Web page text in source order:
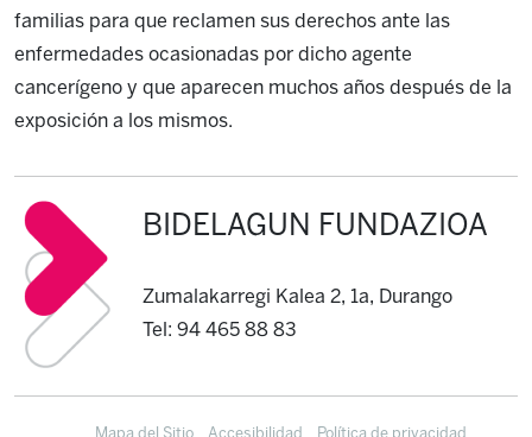
familias para que reclamen sus derechos ante las
enfermedades ocasionadas por dicho agente
cancerígeno y que aparecen muchos años después de la
exposición a los mismos.
BIDELAGUN FUNDAZIOA
Zumalakarregi Kalea 2, 1a, Durango
Tel: 94 465 88 83
Mapa del Sitio Accesibilidad Política de privacidad